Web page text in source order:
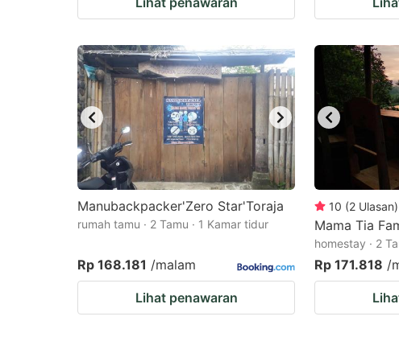
Manubackpacker'Zero Star'Toraja
rumah tamu · 2 Tamu · 1 Kamar tidur
Rp 168.181 /malam
Lihat penawaran
10 (2 Ulasan)
Mama Tia
homestay · 2
Rp 171.818 /